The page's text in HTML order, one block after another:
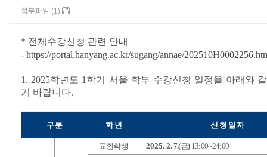
첨부파일 (1)
* 전체수강신청 관련 안내
- https://portal.hanyang.ac.kr/sugang/annae/
1. 2025학년도 1학기 서울 학부 수강신청 일정을 아래와
기 바랍니다.
구 분 학 년 신 청 일 자
교환학생 2025. 2. 7.(금)13:00~24:00